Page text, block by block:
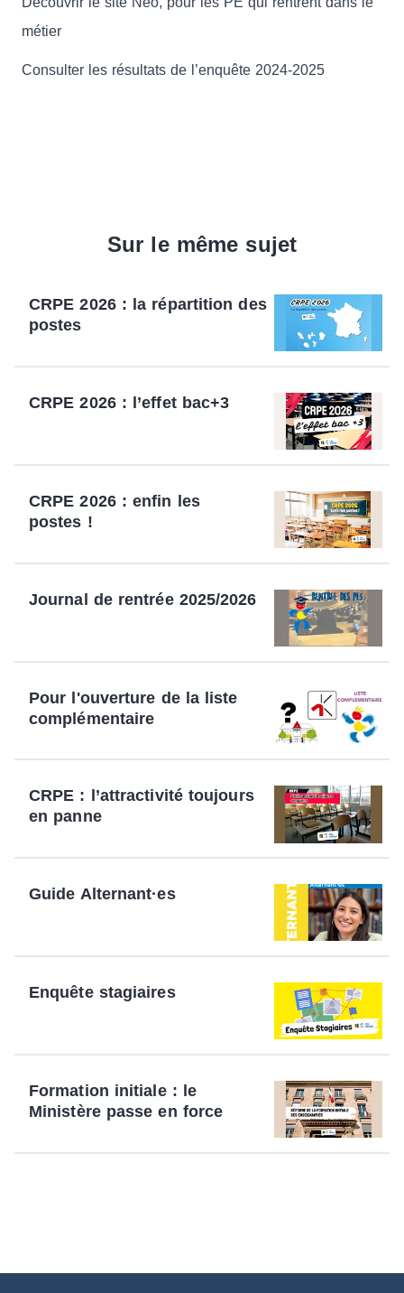
métier
Consulter les résultats de l’enquête 2024-2025
Sur le même sujet
CRPE 2026 : la répartition des
postes
CRPE 2026 : l’effet bac+3
CRPE 2026 : enfin les
postes !
Journal de rentrée 2025/2026
Pour l'ouverture de la liste
complémentaire
CRPE : l’attractivité toujours
en panne
Guide Alternant·es
Enquête stagiaires
Formation initiale : le
Ministère passe en force